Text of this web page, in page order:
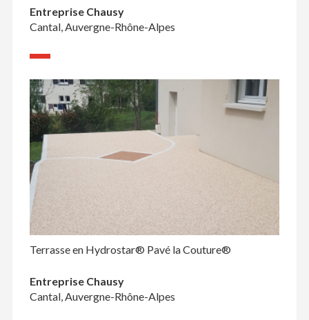
Entreprise Chausy
Cantal, Auvergne-Rhône-Alpes
Terrasse en Hydrostar® Pavé la Couture®
Entreprise Chausy
Cantal, Auvergne-Rhône-Alpes